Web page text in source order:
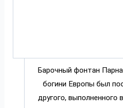
Барочный фонтан
богини Европы был
другого, выполненного